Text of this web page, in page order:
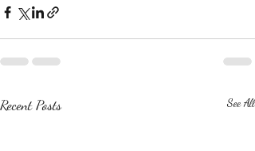
Recent Posts See All